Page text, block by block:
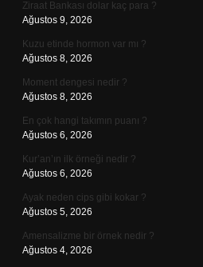
Ziraat Bankası dolar kaç para ?
Ağustos 9, 2026
Kuzu etinde hormon var mı ?
Ağustos 8, 2026
Moment dengesi nedir ?
Ağustos 8, 2026
En çok hangi takımın puanı ?
Ağustos 6, 2026
Kur’an’ın ilk örneği nedir ?
Ağustos 6, 2026
Ayak neden cips gibi kokar ?
Ağustos 5, 2026
Amensalizme bir örnek nedir ?
Ağustos 4, 2026